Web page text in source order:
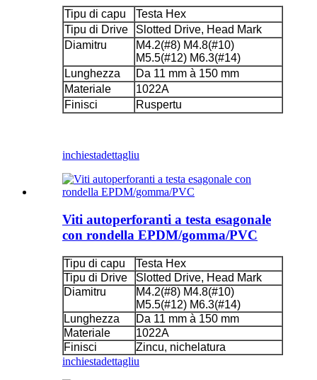
Tipu di capu
Testa Hex
Tipu di Drive
Slotted Drive, Head Mark
Diamitru
M4.2(#8) M4.8(#10)
M5.5(#12) M6.3(#14)
Lunghezza
Da 11 mm à 150 mm
Materiale
1022A
Finisci
Ruspertu
inchiestadettagliu
Viti autoperforanti a testa esagonale
con rondella EPDM/gomma/PVC
Tipu di capu
Testa Hex
Tipu di Drive
Slotted Drive, Head Mark
Diamitru
M4.2(#8) M4.8(#10)
M5.5(#12) M6.3(#14)
Lunghezza
Da 11 mm à 150 mm
Materiale
1022A
Finisci
Zincu, nichelatura
inchiestadettagliu